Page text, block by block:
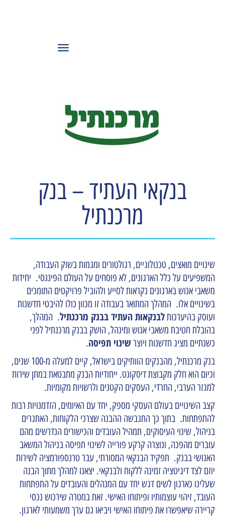
תפריט
בנקאי העתיד – בנק
מרכנתיל
שינויים מואצים, טכנולוגיים, רגולטורים ומגמות בשוק העבודה,
המשפיעים על כלל הארגונים, לא פוסחים על העולם הפיננסי. יחידות
משאבי אנוש בארגונים נקראות לסייע ולהוביל פרויקטים התומכים
בשינויים אלו. המהלך המתואר בעבודה זו מכוון כולו להיבטי חדשנות
ועוסק בהיערכותלבנקאות העתיד בבנק מרכנתיל. המהלך,
בהובלת חטיבת משאבי אנוש ומינהל, הושק בבנק מרכנתיל לפני
כשנתיים מציג חדשנות ויוצרשינוי תפיסה.
בנק מרכנתיל, מהבנקים הוותיקים בישראל, קיים למעלה מ-100 שנים,
וכיום הוא חלק מקבוצת דיסקונט. ייחודיות הבנק מתבטאת במתן שירות
למגזר הערבי, החרדי, העסקים הקטנים ולרשויות מקומיות.
קצב השינויים בעולם העסקי מספק, יחד עם האיומים, הזדמנויות רבות
להתפתחות. בתוך כך התגבשה ההבנה שצרכי הלקוחות, האתגרים
בניהול, שינוי העיסוקים, תמהיל העובדים והכישורים הנדרשים מהם
עוברים מהפכה, ונוצרה קרקע פורייה לשינוי תפיסה בניהול המשאב
האנושי בבנק. תפקיד הבנקאי המסורתי, עבר טרנספורמציה לשירות
יוזם לצד דיגיטציה זמינה ללקוח ולבנקאי. יצאנו למהלך מתוך הבנה
שעלינו כארגון לשים דגש יחד עם המנהלים והעובדים על התפתחות
העובד, זיהוי עוצמותיו ופיתוחו האישי. זאת במטרה שירכוש נכסי
קריירה שיאפשרו את פיתוחו האישי ויביאו גם ערך משמעותי לארגון.